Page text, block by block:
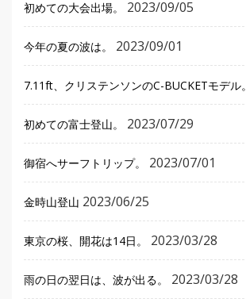
初めての大会出場。 2023/09/05
今年の夏の波は。 2023/09/01
7.11ft、クリステンソンのC-BUCKETモデル。
初めての富士登山。 2023/07/29
御宿へサーフトリップ。 2023/07/01
金時山登山 2023/06/25
東京の桜、開花は14日。 2023/03/28
雨の日の翌日は、波が出る。 2023/03/28